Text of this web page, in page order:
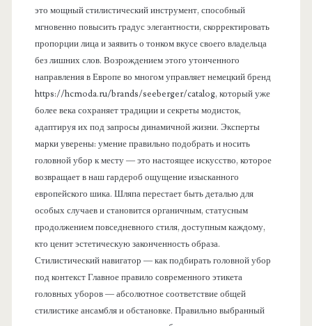
это мощный стилистический инструмент, способный
мгновенно повысить градус элегантности, скорректировать
пропорции лица и заявить о тонком вкусе своего владельца
без лишних слов. Возрождением этого утонченного
направления в Европе во многом управляет немецкий бренд
https://hcmoda.ru/brands/seeberger/catalog, который уже
более века сохраняет традиции и секреты модисток,
адаптируя их под запросы динамичной жизни. Эксперты
марки уверены: умение правильно подобрать и носить
головной убор к месту — это настоящее искусство, которое
возвращает в наш гардероб ощущение изысканного
европейского шика. Шляпа перестает быть деталью для
особых случаев и становится органичным, статусным
продолжением повседневного стиля, доступным каждому,
кто ценит эстетическую законченность образа.
Стилистический навигатор — как подбирать головной убор
под контекст Главное правило современного этикета
головных уборов — абсолютное соответствие общей
стилистике ансамбля и обстановке. Правильно выбранный